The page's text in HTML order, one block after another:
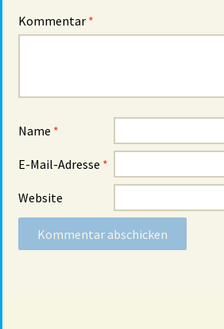
Kommentar *
Name *
E-Mail-Adresse *
Website